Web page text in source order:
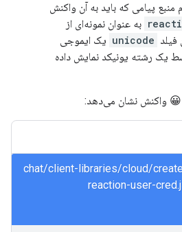
منبع پیامی که باید به آن واکنش
به عنوان نمونه‌ای از
فیلد unicode یک ایموجی
یک رشته یونیکد نمایش داده
😀 واکنش نشان می‌دهد:
chat/client-libraries/cloud/
reaction-user-